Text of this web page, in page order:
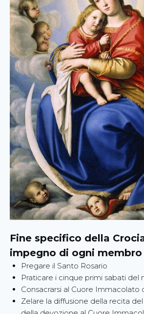
Fine specifico della
impegno di ogni membro
Pregare il Santo Rosario
Praticare i cinque primi sabati del
Consacrarsi al Cuore Immacolato
Zelare la diffusione della recita